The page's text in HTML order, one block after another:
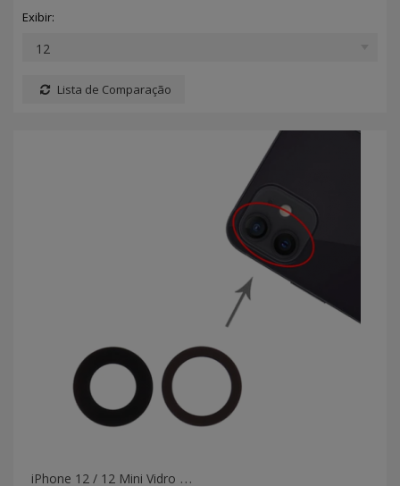
Exibir:
Lista de Comparação
i
Phone 12 / 12 Mini Vidro De Câmara